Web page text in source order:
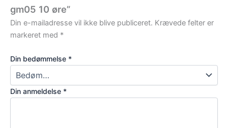
gm05 10 øre”
Din e-mailadresse vil ikke blive publiceret. Krævede felter er
markeret med *
Din bedømmelse *
Din anmeldelse *